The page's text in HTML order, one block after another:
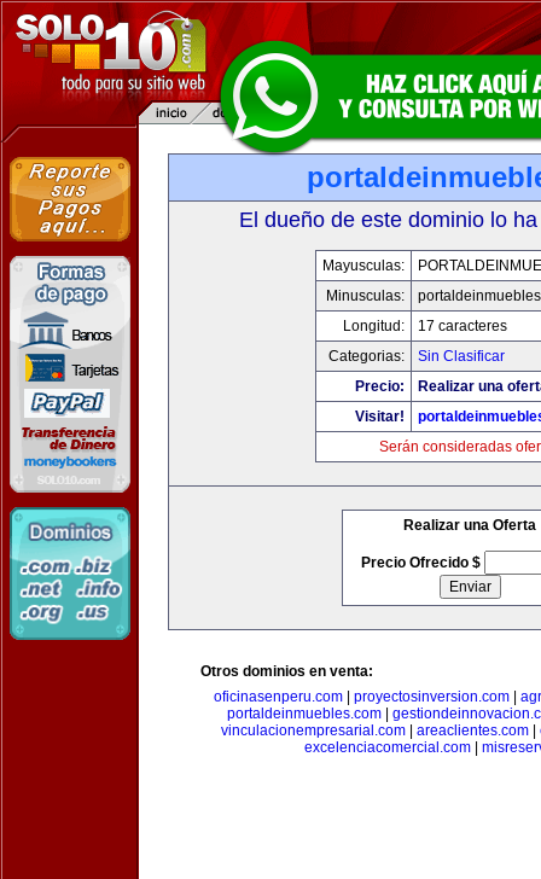
El dueño de este dominio lo
Mayusculas:
Minusculas:
Longitud:
17 caracteres
Categorias:
Sin Clasificar
Precio:
Realizar una
Visitar!
Serán consideradas
Realizar una Oferta
Precio Ofrecido $
Otros dominios en venta:
oficinasenperu.com| proyectosinversion.com|
portaldeinmuebles.com
vinculacionempresarial.com
areaclientes.com
excelenciacomercial.com|